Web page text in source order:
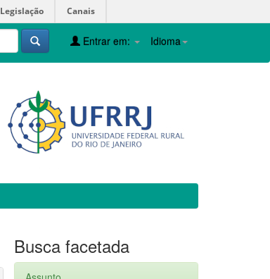
Legislação Canais
Idioma
Entrar em:
Busca facetada